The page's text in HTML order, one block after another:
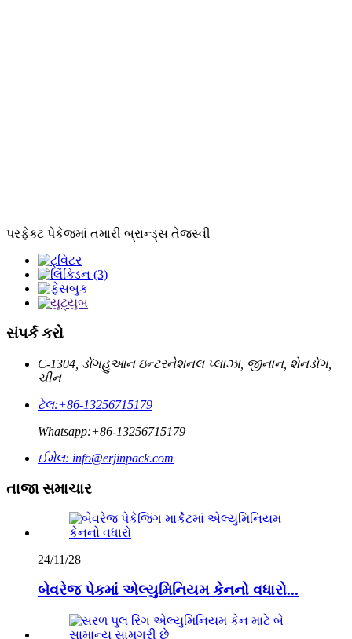
પરફેક્ટ પેકેજમાં તમારી બ્રાન્ડ્સ તેજસ્વી
સંપર્ક કરો
C-1304, ડોંગહુઆન ઇન્ટરનેશનલ પ્લાઝા, જીનાન, શેનડોંગ,
ચીન
ટેલ:+86-13256715179
Whatsapp:+86-13256715179
ઈમેલ: info@erjinpack.com
તાજા સમાચાર
24/11/28
બેવરેજ પેકમાં એલ્યુમિનિયમ કેનનો વધારો...